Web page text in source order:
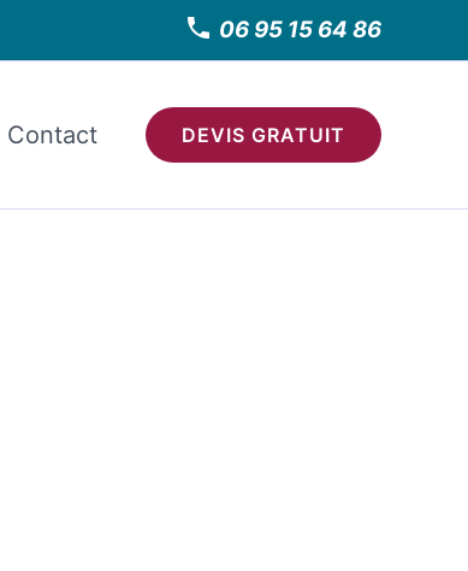
06 95 15 64 86
Contact DEVIS GRATUIT